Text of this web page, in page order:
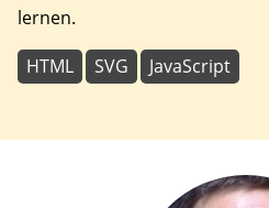
lernen.
HTML SVG JavaScript